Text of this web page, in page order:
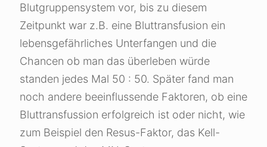
Blutgruppensystem vor, bis zu diesem
Zeitpunkt war z.B. eine Bluttransfusion ein
lebensgefährliches Unterfangen und die
Chancen ob man das überleben würde
standen jedes Mal 50 : 50. Später fand man
noch andere beeinflussende Faktoren, ob eine
Bluttransfussion erfolgreich ist oder nicht, wie
zum Beispiel den Resus-Faktor, das Kell-